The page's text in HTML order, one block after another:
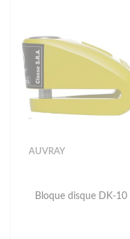
AUVRAY
Bloque disque DK-10